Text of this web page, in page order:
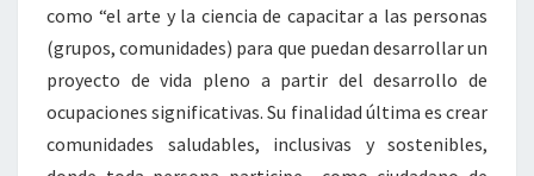
como “el arte y la ciencia de capacitar a las personas
(grupos, comunidades) para que puedan desarrollar un
proyecto de vida pleno a partir del desarrollo de
ocupaciones significativas. Su finalidad última es crear
comunidades saludables, inclusivas y sostenibles,